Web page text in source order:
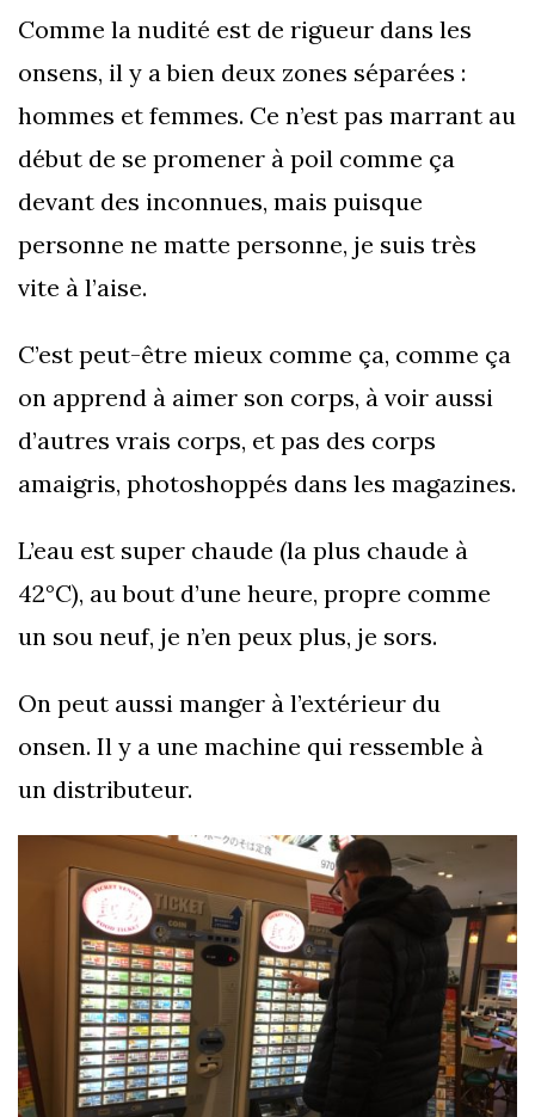
Comme la nudité est de rigueur dans les
onsens, il y a bien deux zones séparées :
hommes et femmes. Ce n’est pas marrant au
début de se promener à poil comme ça
devant des inconnues, mais puisque
personne ne matte personne, je suis très
vite à l’aise.
C’est peut-être mieux comme ça, comme ça
on apprend à aimer son corps, à voir aussi
d’autres vrais corps, et pas des corps
amaigris, photoshoppés dans les magazines.
L’eau est super chaude (la plus chaude à
42°C), au bout d’une heure, propre comme
un sou neuf, je n’en peux plus, je sors.
On peut aussi manger à l’extérieur du
onsen. Il y a une machine qui ressemble à
un distributeur.